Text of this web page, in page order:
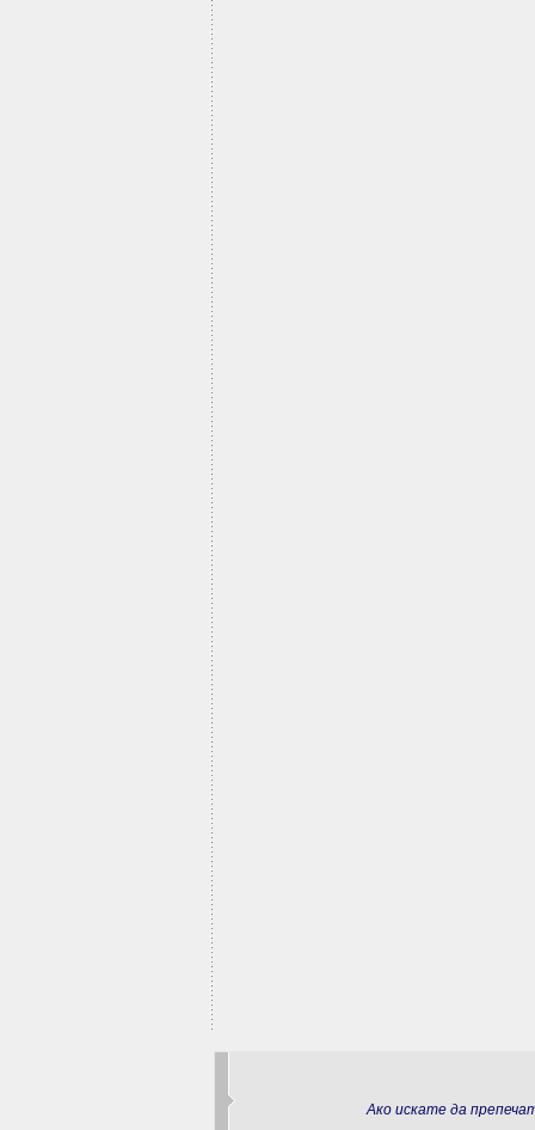
Ако искате да